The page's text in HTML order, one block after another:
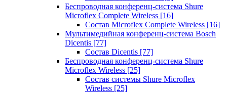
Беспроводная конференц-система Shure
Microflex Complete Wireless [16]
Состав Microflex Complete Wireless [16]
Мультимедийная конференц-система Bosch
Dicentis [77]
Состав Dicentis [77]
Беспроводная конференц-система Shure
Microflex Wireless [25]
Состав системы Shure Microflex
Wireless [25]